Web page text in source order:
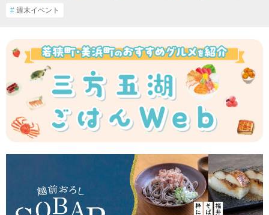
# 週末イベント